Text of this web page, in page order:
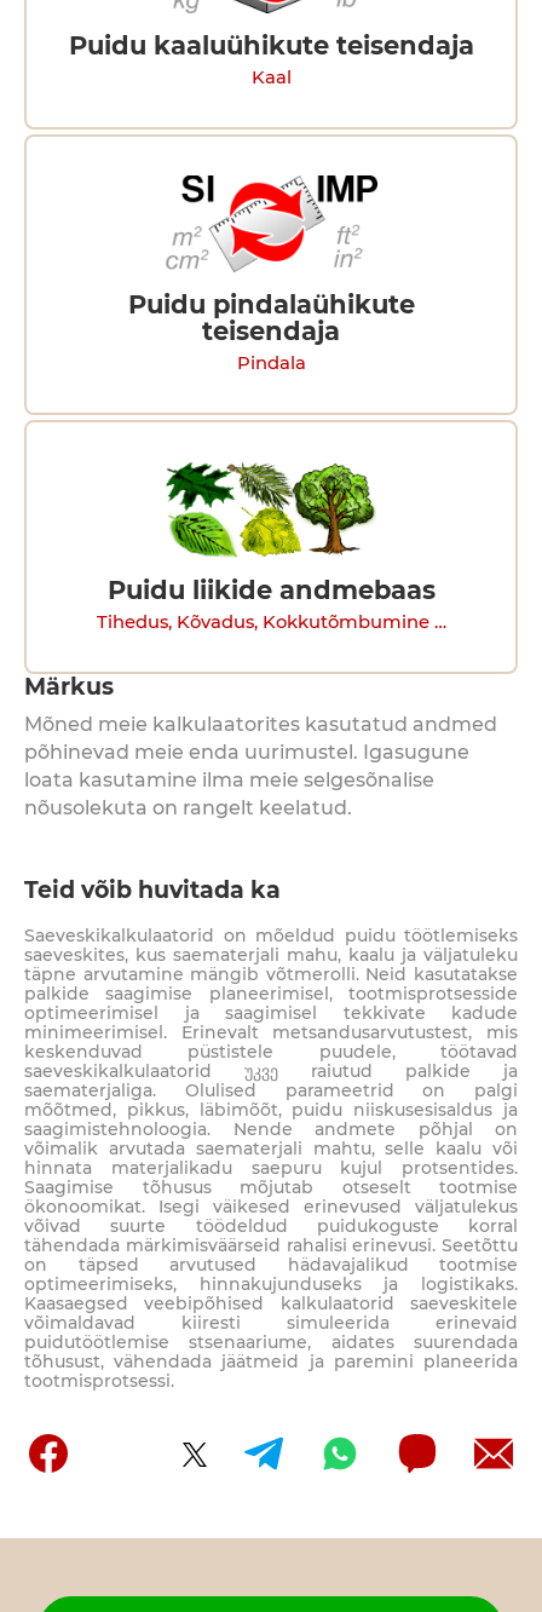
Saeveskikalkulaatorid on mõeldud puidu töötlemiseks
saeveskites, kus saematerjali mahu, kaalu ja väljatuleku
täpne arvutamine mängib võtmerolli. Neid kasutatakse
palkide saagimise planeerimisel, tootmisprotsesside
optimeerimisel ja saagimisel tekkivate kadude
minimeerimisel. Erinevalt metsandusarvutustest, mis
keskenduvad püstistele puudele, töötavad
saeveskikalkulaatorid უკვე raiutud palkide ja
saematerjaliga. Olulised parameetrid on palgi
mõõtmed, pikkus, läbimõõt, puidu niiskusesisaldus ja
saagimistehnoloogia. Nende andmete põhjal on
võimalik arvutada saematerjali mahtu, selle kaalu või
hinnata materjalikadu saepuru kujul protsentides.
Saagimise tõhusus mõjutab otseselt tootmise
ökonoomikat. Isegi väikesed erinevused väljatulekus
võivad suurte töödeldud puidukoguste korral
tähendada märkimisväärseid rahalisi erinevusi. Seetõttu
on täpsed arvutused hädavajalikud tootmise
optimeerimiseks, hinnakujunduseks ja logistikaks.
Kaasaegsed veebipõhised kalkulaatorid saeveskitele
võimaldavad kiiresti simuleerida erinevaid
puidutöötlemise stsenaariume, aidates suurendada
tõhusust, vähendada jäätmeid ja paremini planeerida
tootmisprotsessi.
Puidu kaaluühikute teisendaja
Kaal
Puidu pindalaühikute
teisendaja
Pindala
Puidu liikide andmebaas
Tihedus, Kõvadus, Kokkutõmbumine …
Märkus
Mõned meie kalkulaatorites kasutatud andmed
põhinevad meie enda uurimustel. Igasugune
loata kasutamine ilma meie selgesõnalise
nõusolekuta on rangelt keelatud.
Teid võib huvitada ka